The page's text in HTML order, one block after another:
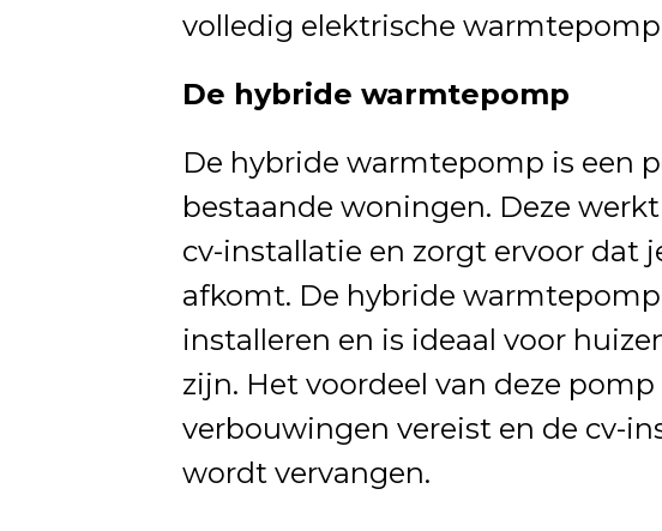
volledig elektrische
De hybride warmtepomp
De hybride warmtepomp is een
bestaande woningen. Deze
cv-installatie en zorgt ervoor dat
afkomt. De hybride
installeren en is ideaal voor
zijn. Het voordeel van deze
verbouwingen vereist en de cv-
wordt vervangen.